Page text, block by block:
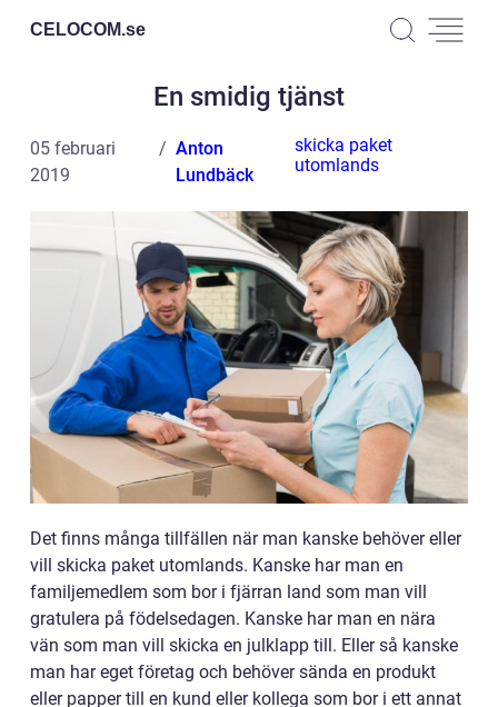
CELOCOM.se
En smidig tjänst
05 februari
2019
Anton
Lundbäck
skicka paket
utomlands
Det finns många tillfällen när man kanske behöver eller
vill skicka paket utomlands. Kanske har man en
familjemedlem som bor i fjärran land som man vill
gratulera på födelsedagen. Kanske har man en nära
vän som man vill skicka en julklapp till. Eller så kanske
man har eget företag och behöver sända en produkt
eller papper till en kund eller kollega som bor i ett annat